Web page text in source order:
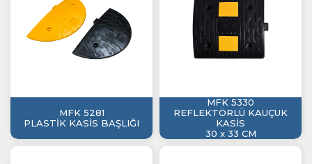
MFK 5281
PLASTİK KASİS BAŞLIĞI
MFK 5330
REFLEKTÖRLÜ KAUÇUK
KASİS
30 x 33 CM